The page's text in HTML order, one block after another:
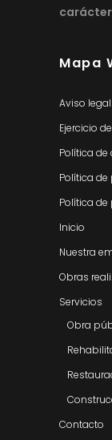
Mapa
Aviso legal
Ejercicio
Política de
Política
Política
Inicio
Nuestra
Obras
Servicios
Obra
Contacto